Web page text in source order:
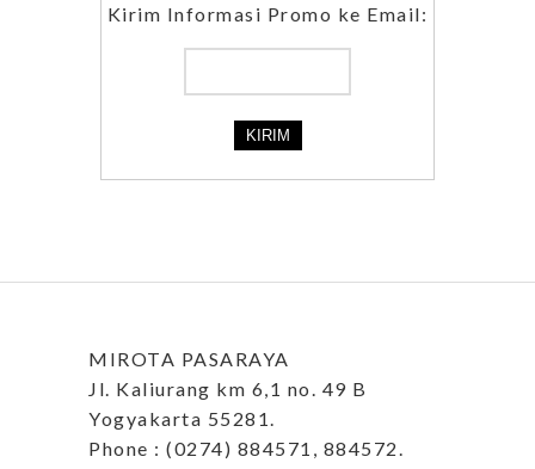
Kirim Informasi Promo ke Email:
MIROTA PASARAYA
Jl. Kaliurang km 6,1 no. 49 B
Yogyakarta 55281.
Phone : (0274) 884571, 884572.